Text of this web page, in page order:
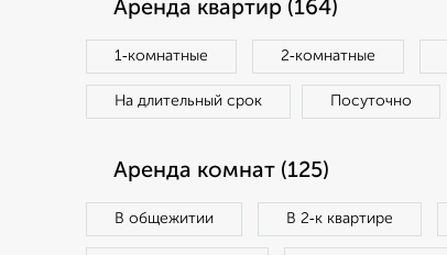
Аренда квартир (164)
1‑комнатные 2‑комнатные
На длительный срок Посуточно
Аренда комнат (125)
В общежитии В 2‑к квартире